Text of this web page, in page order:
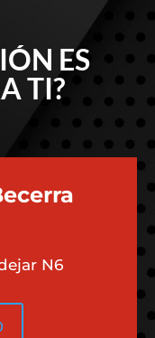
ES
TI?
N6